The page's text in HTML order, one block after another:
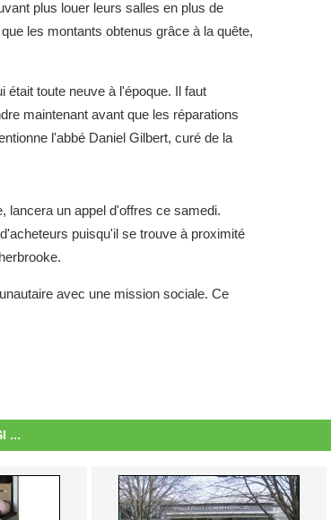
plus louer leurs salles en plus de
les montants obtenus grâce à la quête,
était toute neuve à l'époque. Il faut
maintenant avant que les réparations
l'abbé Daniel Gilbert, curé de la
lancera un appel d'offres ce samedi.
puisqu'il se trouve à proximité
avec une mission sociale. Ce
...